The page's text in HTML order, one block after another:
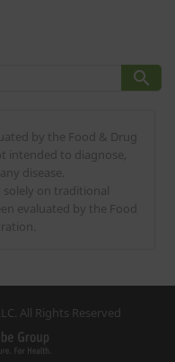

by the Food & Drug
intended to diagnose,
disease.
solely on traditional
evaluated by the Food
All Rights Reserved